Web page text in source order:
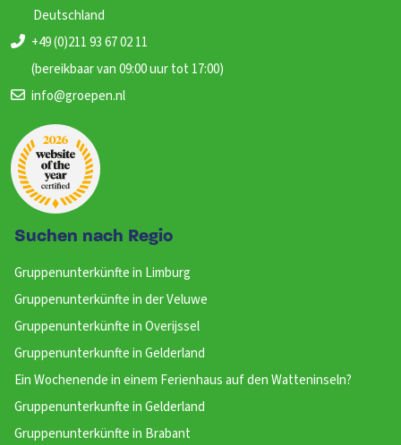
Deutschland
+49 (0)211 93 67 02 11
(bereikbaar van 09:00 uur tot 17:00)
info@groepen.nl
Suchen nach Regio
Gruppenunterkünfte in Limburg
Gruppenunterkünfte in der Veluwe
Gruppenunterkünfte in Overijssel
Gruppenunterkunfte in Gelderland
Ein Wochenende in einem Ferienhaus auf den Watteninseln?
Gruppenunterkunfte in Gelderland
Gruppenunterkünfte in Brabant